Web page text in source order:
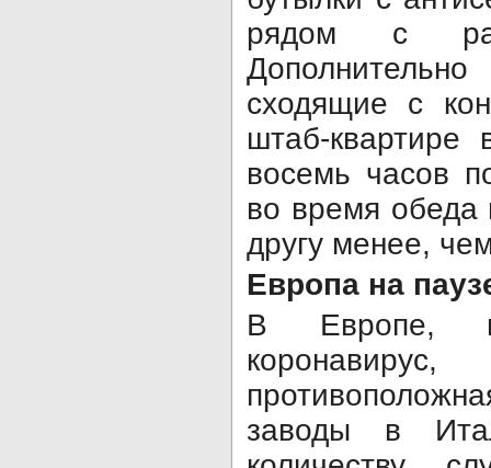
рядом с
сходящие с
штаб-квартире
восемь часов
во время обеда
другу менее,
Европа на
В Европе,
заводы в